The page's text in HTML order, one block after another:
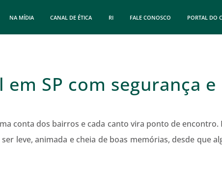
NA MÍDIA CANAL DE ÉTICA RI FALE CONOSCO PORTAL DO
SP com segurança e
conta dos bairros e cada canto vira ponto de encontro.
leve, animada e cheia de boas memórias, desde que